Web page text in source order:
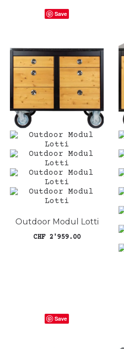
Save
Outdoor Modul Lotti
CHF2'959.00
Save